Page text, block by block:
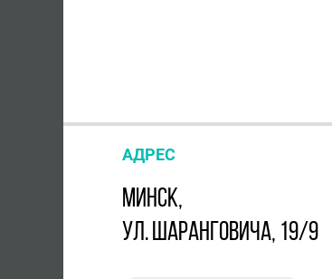
АДРЕС
МИНСК,
УЛ. ШАРАНГОВИЧА, 19/9